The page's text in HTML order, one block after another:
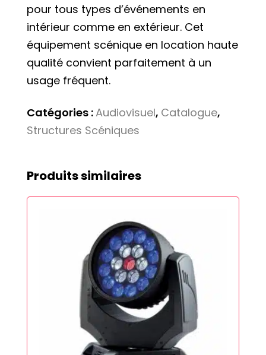
pour tous types d’événements en
intérieur comme en extérieur. Cet
équipement scénique en location haute
qualité convient parfaitement à un
usage fréquent.
Catégories :Audiovisuel, Catalogue,
Structures Scéniques
Produits similaires